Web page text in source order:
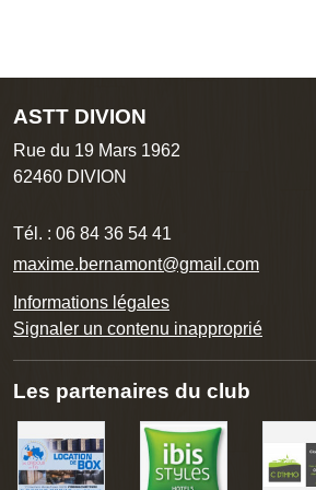
ASTT DIVION
Rue du 19 Mars 1962
62460 DIVION
Tél. : 06 84 36 54 41
maxime.bernamont@gmail.com
Informations légales
Signaler un contenu inapproprié
Les partenaires du club